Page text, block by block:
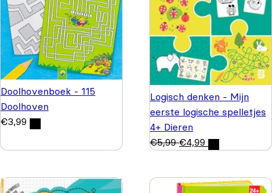
Doolhovenboek - 115
Doolhoven
€3,99
Logisch denken - Mijn
eerste logische spelletjes
4+ Dieren
€5,99 €4,99